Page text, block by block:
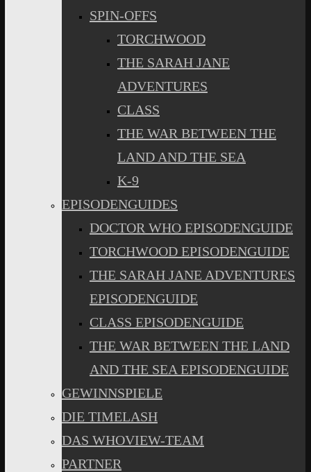
SPIN-OFFS
TORCHWOOD
THE SARAH JANE
ADVENTURES
CLASS
THE WAR BETWEEN THE
LAND AND THE SEA
K-9
EPISODENGUIDES
DOCTOR WHO EPISODENGUIDE
TORCHWOOD EPISODENGUIDE
THE SARAH JANE ADVENTURES
EPISODENGUIDE
CLASS EPISODENGUIDE
THE WAR BETWEEN THE LAND
AND THE SEA EPISODENGUIDE
GEWINNSPIELE
DIE TIMELASH
DAS WHOVIEW-TEAM
PARTNER